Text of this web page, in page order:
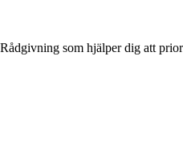
Rådgivning som hjälper dig att